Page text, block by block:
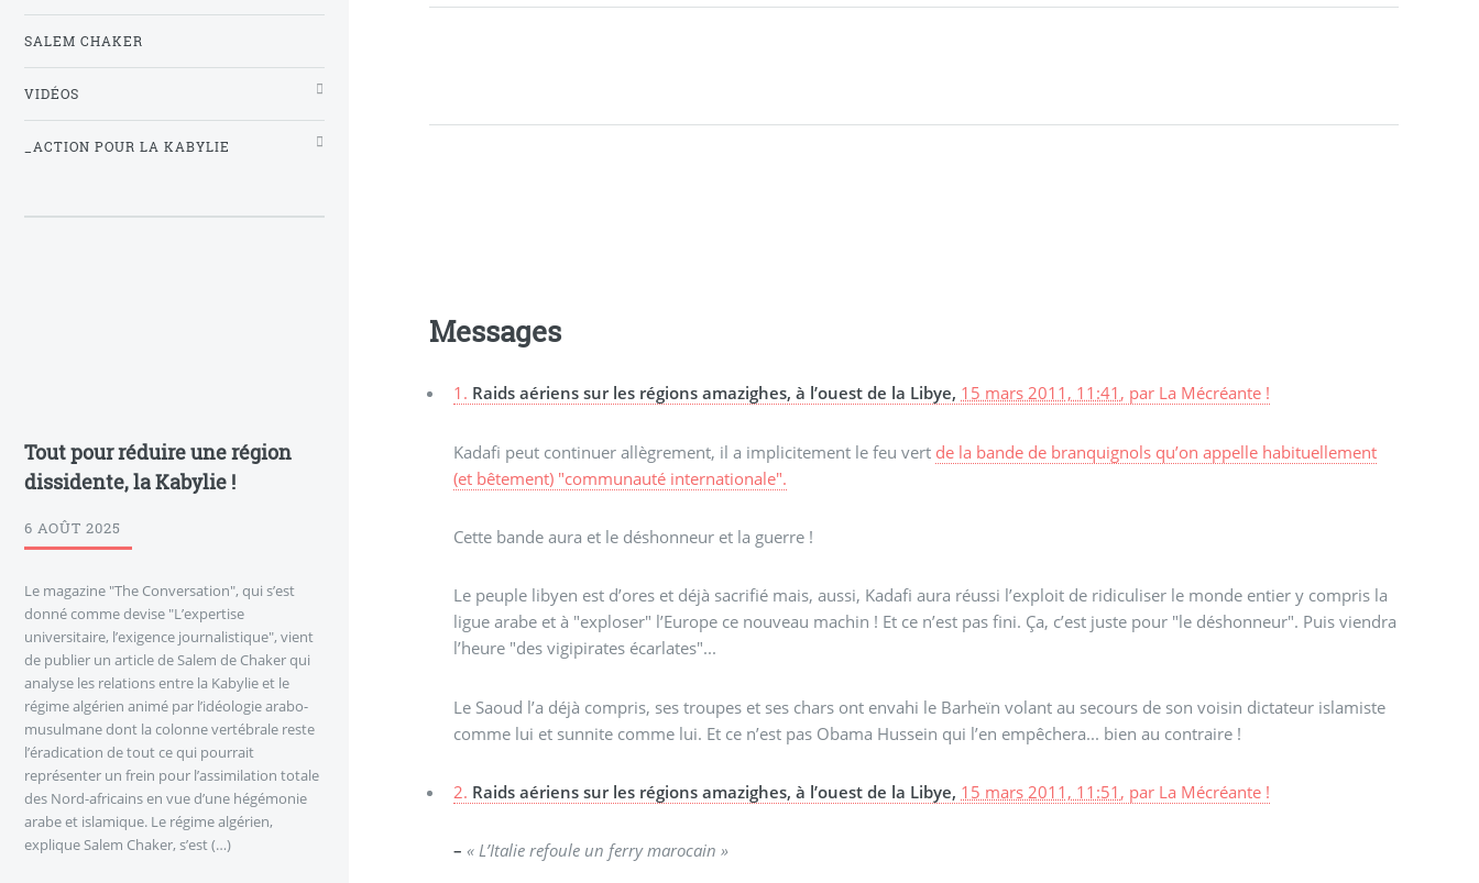
Messages
1. Raids aériens sur les régions amazighes, à l’ouest de la Libye, 15 mars 2011, 11:41 , par La Mécréante !
Kadafi peut continuer allègrement, il a implicitement le feu vert de la bande de branquignols qu’on appelle habituellement
(et bêtement) "communauté internationale".
Cette bande aura et le déshonneur et la guerre !
Le peuple libyen est d’ores et déjà sacrifié mais, aussi, Kadafi aura réussi l’exploit de ridiculiser le monde entier y compris la
ligue arabe et à "exploser" l’Europe ce nouveau machin ! Et ce n’est pas fini. Ça, c’est juste pour "le déshonneur". Puis viendra
l’heure "des vigipirates écarlates"...
Le Saoud l’a déjà compris, ses troupes et ses chars ont envahi le Barheïn volant au secours de son voisin dictateur islamiste
comme lui et sunnite comme lui. Et ce n’est pas Obama Hussein qui l’en empêchera... bien au contraire !
2. Raids aériens sur les régions amazighes, à l’ouest de la Libye, 15 mars 2011, 11:51 , par La Mécréante !
– « L’Italie refoule un ferry marocain »
SALEM CHAKER
VIDÉOS
_ACTION POUR LA KABYLIE
Tout pour réduire une région
dissidente, la Kabylie !
6 AOÛT 2025
Le magazine "The Conversation", qui s’est
donné comme devise "L’expertise
universitaire, l’exigence journalistique", vient
de publier un article de Salem de Chaker qui
analyse les relations entre la Kabylie et le
régime algérien animé par l’idéologie arabo-
musulmane dont la colonne vertébrale reste
l’éradication de tout ce qui pourrait
représenter un frein pour l’assimilation totale
des Nord-africains en vue d’une hégémonie
arabe et islamique. Le régime algérien,
explique Salem Chaker, s’est (…)